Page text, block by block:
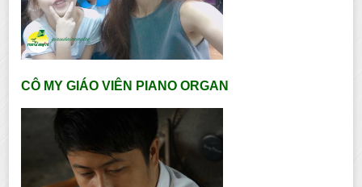
CÔ MY GIÁO VIÊN PIANO ORGAN